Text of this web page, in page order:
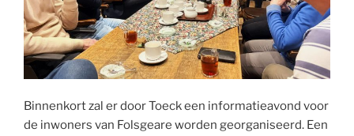
Binnenkort zal er door Toeck een informatieavond voor
de inwoners van Folsgeare worden georganiseerd. Een